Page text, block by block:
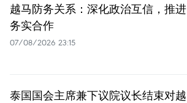
越马防务关系：深化政治互信，推进
务实合作
07/08/2026 23:15
泰国国会主席兼下议院议长结束对越